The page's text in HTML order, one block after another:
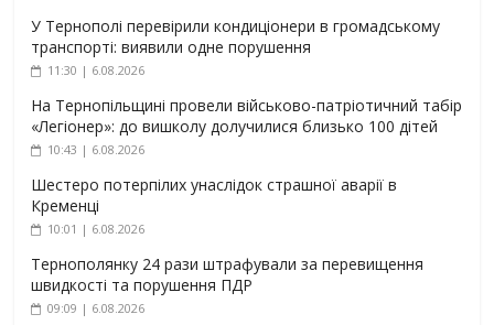
У Тернополі перевірили кондиціонери в громадському
транспорті: виявили одне порушення
11:30 | 6.08.2026
На Тернопільщині провели військово-патріотичний табір
«Легіонер»: до вишколу долучилися близько 100 дітей
10:43 | 6.08.2026
Шестеро потерпілих унаслідок страшної аварії в
Кременці
10:01 | 6.08.2026
Тернополянку 24 рази штрафували за перевищення
швидкості та порушення ПДР
09:09 | 6.08.2026